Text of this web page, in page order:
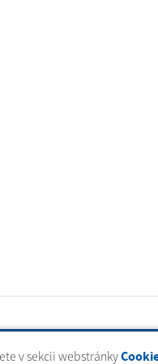
v sekcii webstránky